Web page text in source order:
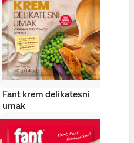
Fant krem delikatesni
umak